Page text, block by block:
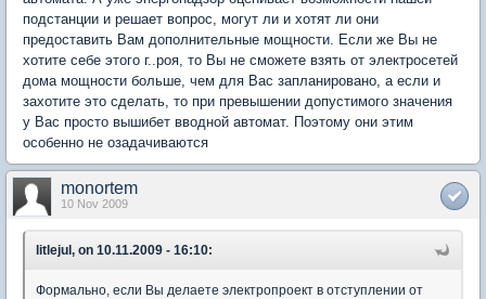
подстанции и решает вопрос, могут ли и хотят ли они
предоставить Вам дополнительные мощности. Если же Вы не
хотите себе этого г..роя, то Вы не сможете взять от электросетей
дома мощности больше, чем для Вас запланировано, а если и
захотите это сделать, то при превышении допустимого значения
у Вас просто вышибет вводной автомат. Поэтому они этим
особенно не озадачиваются
monortem
10 Nov 2009
litlejul, on 10.11.2009 - 16:10:
Формально, если Вы делаете электропроект в отступлении от